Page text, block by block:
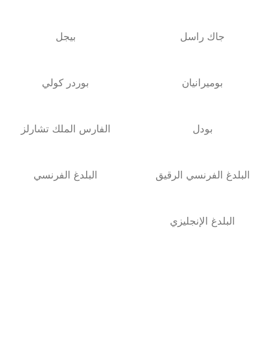
جاك راسل بيجل
بوميرانيان بوردر كولي
بودل الفارس الملك تشارلز
البلدغ الفرنسي الرقيق البلدغ الفرنسي
البلدغ الإنجليزي